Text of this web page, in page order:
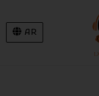
AR